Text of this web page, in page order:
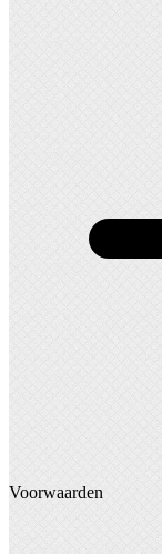
Voorwaarden